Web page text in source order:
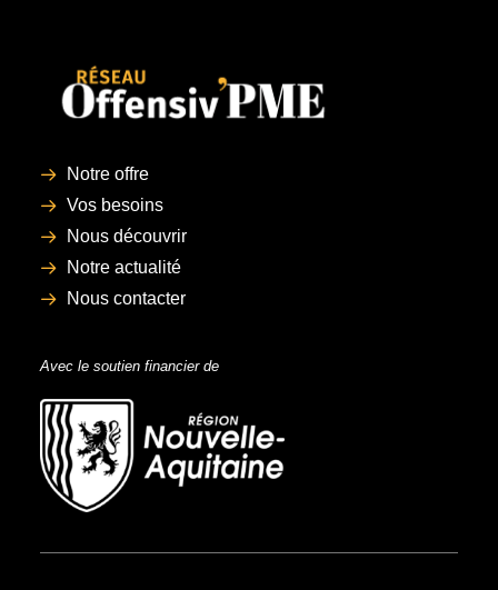
Avec le soutien financier de
Notre offre
Vos besoins
Nous découvrir
Notre actualité
Nous contacter